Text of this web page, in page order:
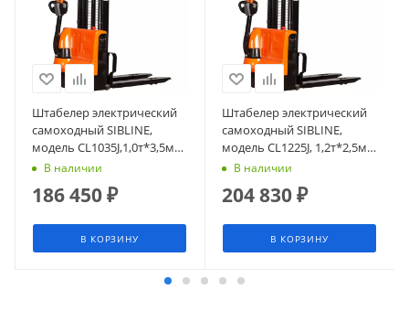
Штабелер электрический
самоходный SIBLINE,
модель CL1035J,1,0т*3,5м
(сопровождаемый),
В наличии
186 450₽
В КОРЗИНУ
Штабелер электрический
самоходный SIBLINE,
модель CL1225J, 1,2т*2,5м
(сопровождаемый),
В наличии
204 830₽
В КОРЗИНУ